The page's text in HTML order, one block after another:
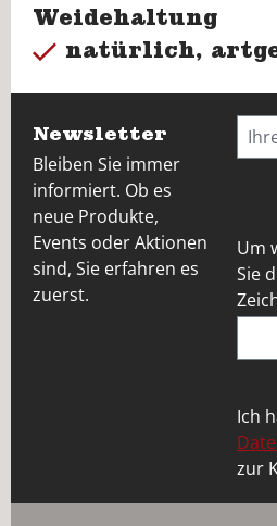
Weidehaltung
natürlich,
Newsletter
Bleiben Sie immer
informiert. Ob es
neue Produkte,
Events oder Aktionen
sind, Sie erfahren es
zuerst.
Um
Sie
Ich
zur